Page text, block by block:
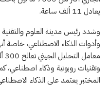
يعادل 11 ألف ساعة.
وشدد رئيس مدينة العلوم والتقنية
وأدوات الذكاء الاصطناعي، خاصة
وتقنيات روبوتية وذكاء اصطناعي،
المختبر يعتمد على الذكاء